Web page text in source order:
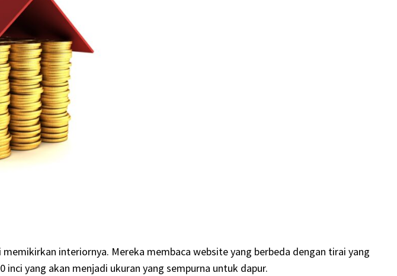
interiornya. Mereka membaca website yang berbeda dengan tirai yang
yang akan menjadi ukuran yang sempurna untuk dapur.